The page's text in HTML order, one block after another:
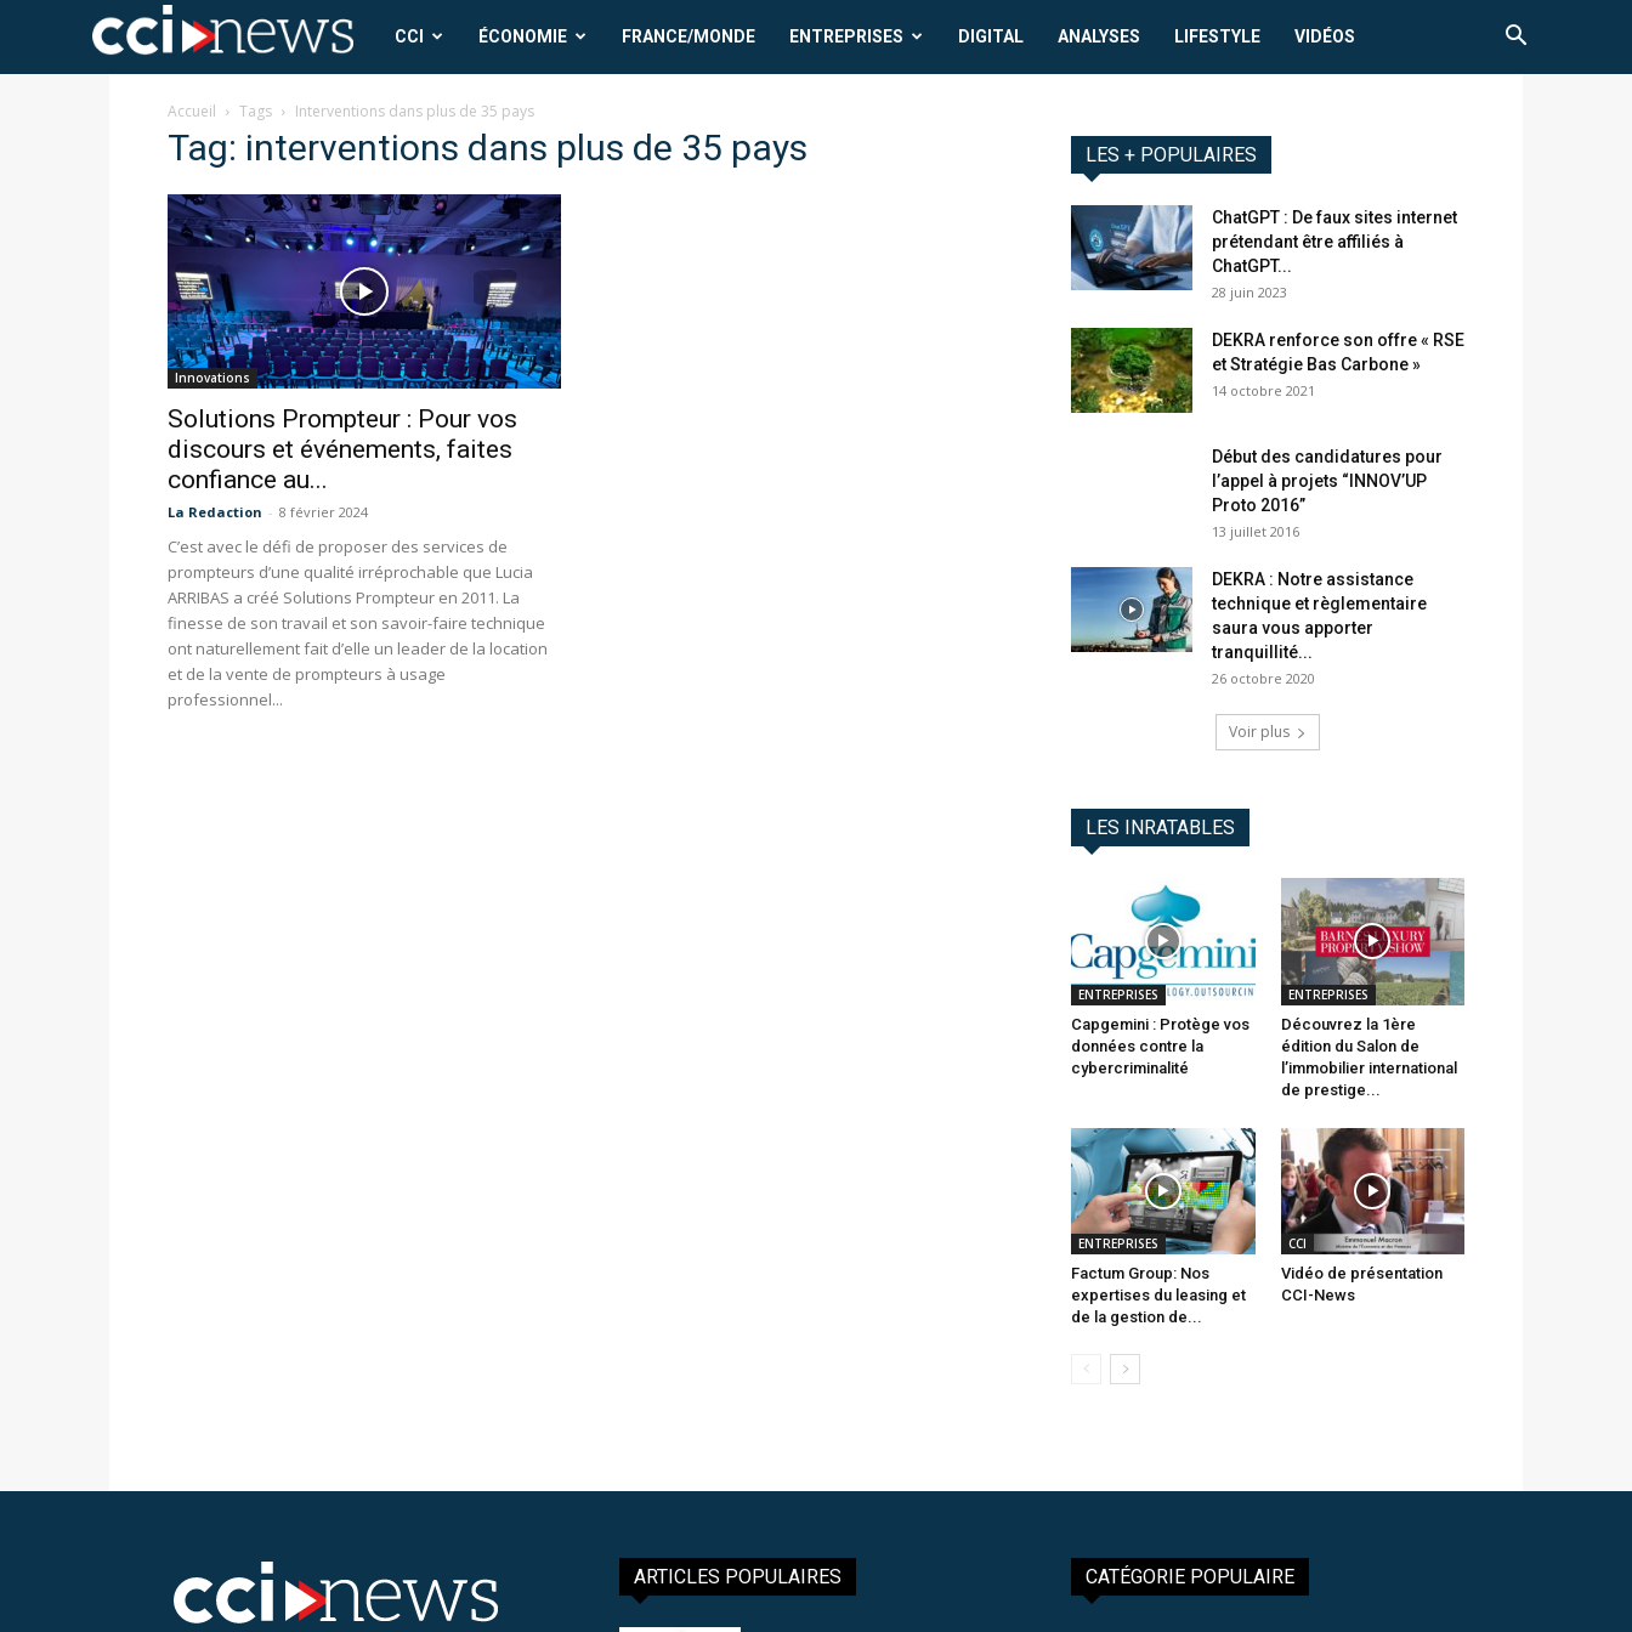
CCI
News
CCI ÉCONOMIE FRANCE/MONDE ENTREPRISES DIGITAL ANALYSES LIFESTYLE VIDÉOS
Accueil Tags Interventions dans plus de 35 pays
Tag: interventions dans plus de 35 pays
Innovations
Solutions Prompteur : Pour vos
discours et événements, faites
confiance au...
La Redaction - 8 février 2024
C’est avec le défi de proposer des services de
prompteurs d’une qualité irréprochable que Lucia
ARRIBAS a créé Solutions Prompteur en 2011. La
finesse de son travail et son savoir-faire technique
ont naturellement fait d’elle un leader de la location
et de la vente de prompteurs à usage
professionnel...
LES + POPULAIRES
ChatGPT : De faux sites internet
prétendant être affiliés à
ChatGPT...
28 juin 2023
DEKRA renforce son offre « RSE
et Stratégie Bas Carbone »
14 octobre 2021
Début des candidatures pour
l’appel à projets “INNOV’UP
Proto 2016”
13 juillet 2016
DEKRA : Notre assistance
technique et règlementaire
saura vous apporter
tranquillité...
26 octobre 2020
Voir plus
LES INRATABLES
ENTREPRISES
Capgemini : Protège vos
données contre la
cybercriminalité
ENTREPRISES
Découvrez la 1ère
édition du Salon de
l’immobilier international
de prestige...
ENTREPRISES
Factum Group: Nos
expertises du leasing et
de la gestion de...
CCI
Vidéo de présentation
CCI-News
ARTICLES POPULAIRES CATÉGORIE POPULAIRE